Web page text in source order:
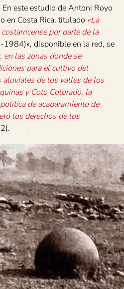
En este estudio de Antoni Royo
en Costa Rica, titulado «La
por parte de la
disponible en la red, se
en las zonas donde se
para el cultivo del
aluviales de los valles de los
y Coto Colorado, la
de acaparamiento de
los derechos de los